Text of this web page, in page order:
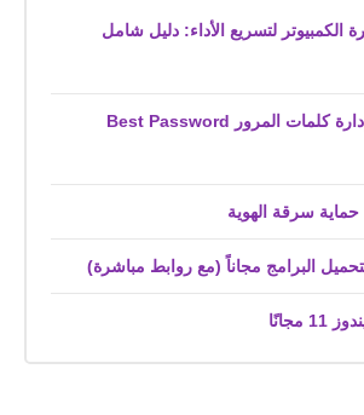
الكمبيوتر لتسريع الأداء: دليل شامل
أفضل برامج إدارة كلمات المرور Best Password
سرقة الهوية
البرامج مجاناً (مع روابط مباشرة)
مجانًا